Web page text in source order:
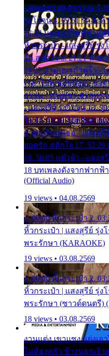
- ศรเพชร ศรสุพรรณ 3.
รุ่งโรจน์ 4. 09:51 รักสะ
12:23 มอเตอร์ไซค์ทำห
หิ้วกระเป๋า - แสงสุรีย์ รุ่ง
รัก สลักใจ 8. 21:21 น้ำ
24:27 สามเณรกำพร้า -
เวลาไปหาเมียน้อย - ยอ
ธรรม - ศรเพชร ศรสุพร
- แสงสุรีย์ รุ่งโรจน์ 13.
ใจ 14. 42:49 ไอ้หวังตา
ธาตุแท้ของเธอ - แสงสุรี
ยอดรัก สลักใจ 17.
18. 56:05 แต๋วจ๋า - แสงสุ
18 บทเพลงดังจากฟากฟ้
(Official Audio)
19 views • 04.08.2569
1. 00:00 หิ้วกระเป๋า 2.
หิ้วกระเป๋า | แสงสุรีย์ รุ่ง
พระรักษา (KARAOKE)
19 views • 03.08.2569
1. 00:00 หิ้วกระเป๋า 2.
หิ้วกระเป๋า | แสงสุรีย์ รุ่ง
พระรักษา (ซาวด์ดนตรี)
18 views • 03.08.2569
งานแต่ง เขาแซง แย่งเ
ในห้องครัว ข้างนอกเจ้า